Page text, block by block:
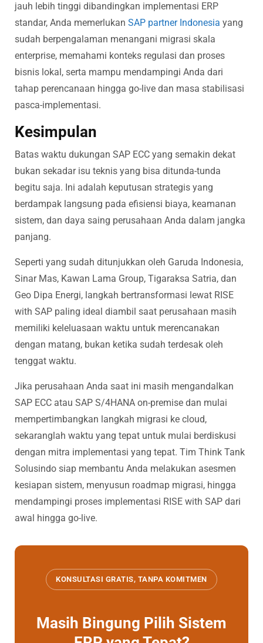
jauh lebih tinggi dibandingkan implementasi ERP
standar, Anda memerlukan SAP partner Indonesia yang
sudah berpengalaman menangani migrasi skala
enterprise, memahami konteks regulasi dan proses
bisnis lokal, serta mampu mendampingi Anda dari
tahap perencanaan hingga go-live dan masa stabilisasi
pasca-implementasi.
Kesimpulan
Batas waktu dukungan SAP ECC yang semakin dekat
bukan sekadar isu teknis yang bisa ditunda-tunda
begitu saja. Ini adalah keputusan strategis yang
berdampak langsung pada efisiensi biaya, keamanan
sistem, dan daya saing perusahaan Anda dalam jangka
panjang.
Seperti yang sudah ditunjukkan oleh Garuda Indonesia,
Sinar Mas, Kawan Lama Group, Tigaraksa Satria, dan
Geo Dipa Energi, langkah bertransformasi lewat RISE
with SAP paling ideal diambil saat perusahaan masih
memiliki keleluasaan waktu untuk merencanakan
dengan matang, bukan ketika sudah terdesak oleh
tenggat waktu.
Jika perusahaan Anda saat ini masih mengandalkan
SAP ECC atau SAP S/4HANA on-premise dan mulai
mempertimbangkan langkah migrasi ke cloud,
sekaranglah waktu yang tepat untuk mulai berdiskusi
dengan mitra implementasi yang tepat. Tim Think Tank
Solusindo siap membantu Anda melakukan asesmen
kesiapan sistem, menyusun roadmap migrasi, hingga
mendampingi proses implementasi RISE with SAP dari
awal hingga go-live.
KONSULTASI GRATIS, TANPA KOMITMEN
Masih Bingung Pilih Sistem